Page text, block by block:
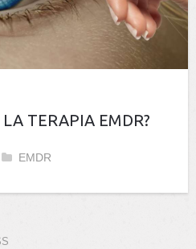
TERAPIA EMDR?
EMDR